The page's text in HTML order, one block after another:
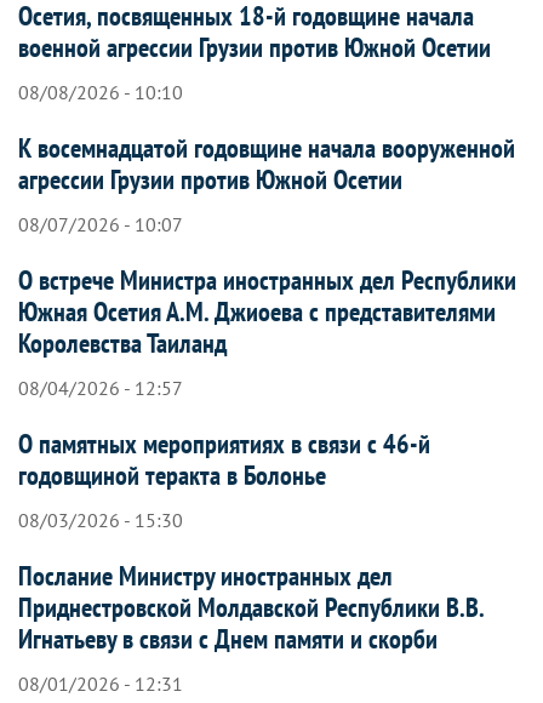
Осетия, посвященных 18-й годовщине начала
военной агрессии Грузии против Южной Осетии
08/08/2026 - 10:10
К восемнадцатой годовщине начала вооруженной
агрессии Грузии против Южной Осетии
08/07/2026 - 10:07
О встрече Министра иностранных дел Республики
Южная Осетия А.М. Джиоева с представителями
Королевства Таиланд
08/04/2026 - 12:57
О памятных мероприятиях в связи с 46-й
годовщиной теракта в Болонье
08/03/2026 - 15:30
Послание Министру иностранных дел
Приднестровской Молдавской Республики В.В.
Игнатьеву в связи с Днем памяти и скорби
08/01/2026 - 12:31